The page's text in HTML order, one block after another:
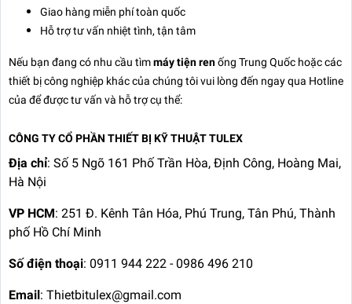
Giao hàng miễn phí toàn quốc
Hỗ trợ tư vấn nhiệt tình, tận tâm
Nếu bạn đang có nhu cầu tìmmáy tiện renống Trung Quốc hoặc các
thiết bị công nghiệp khác của chúng tôi vui lòng đến ngay qua Hotline
của để được tư vấn và hỗ trợ cụ thể:
CÔNG TY CỔ PHẦN THIẾT BỊ KỸ THUẬT TULEX
Địa chỉ: Số 5 Ngõ 161 Phố Trần Hòa, Định Công, Hoàng Mai,
Hà Nội
VP HCM: 251 Đ. Kênh Tân Hóa, Phú Trung, Tân Phú, Thành
phố Hồ Chí Minh
Số điện thoại: 0911 944 222 - 0986 496 210
Email : Thietbitulex@gmail.com